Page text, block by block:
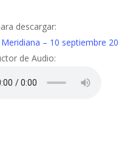
descargar:
– 10 septiembre
de Audio: